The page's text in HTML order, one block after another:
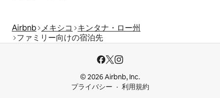
Airbnb メキシコ
キンタナ・ロー州
ファミリー向けの宿泊先
© 2026 Airbnb, Inc.
プライバシー
利用規約